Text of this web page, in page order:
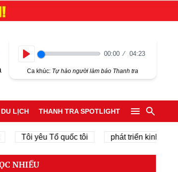
00:00 04:23
Ca khúc: Tự hào người làm báo Thanh tra
DU LỊCH THANH TRA SPOTLIGHT
Tôi yêu Tổ quốc tôi phát triển kinh tế tư
NHIỀU